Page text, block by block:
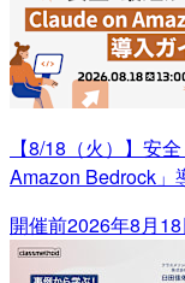
【8/18（火）】安
Amazon Bedrock」
開催前2026年8月